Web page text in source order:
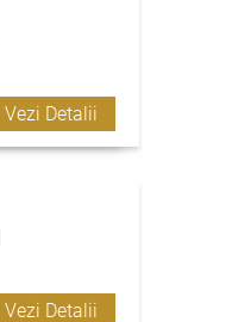
Vezi Detalii
Vezi Detalii